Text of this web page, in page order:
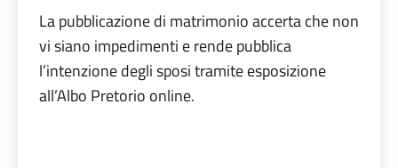
La pubblicazione di matrimonio accerta che non
vi siano impedimenti e rende pubblica
l’intenzione degli sposi tramite esposizione
all’Albo Pretorio online.